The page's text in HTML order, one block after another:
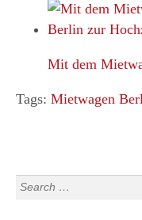
Mit dem
Tags: Mietwagen